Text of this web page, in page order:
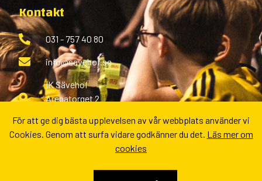
Kontakt
031 - 757 40 80
info@savehof.se
IK Sävehof
Arenatorget 2
Fler kontaktvägar
För att ge dig bästa upplevelsen av vår webbplats använder vi
Cookies. Genom att surfa vidare godkänner du det. Läs mer om
cookies